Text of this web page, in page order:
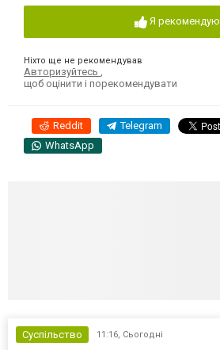
Я рекомендую
Ніхто ще не рекомендував
Авторизуйтесь ,
щоб оцінити і порекомендувати
Reddit Telegram
WhatsApp
Суспільство 11:16, Сьогодні